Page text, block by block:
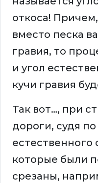
откоса!
вместо песка
гравия, то
и угол
кучи гравия
Так вот…, при
дороги, судя
естественного
которые были
срезаны,